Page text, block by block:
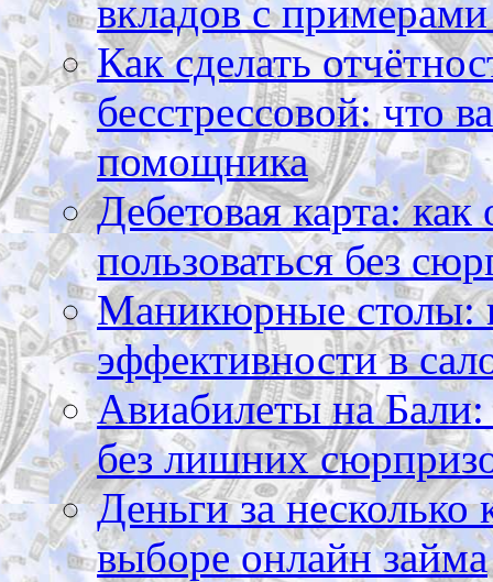
вкладов с
Как сделать
бесстрессовой: что
помощника
Дебетовая карта:
пользоваться без
Маникюрные столы:
эффективности в
Авиабилеты на Бали:
без лишних
Деньги за
выборе онлайн займа